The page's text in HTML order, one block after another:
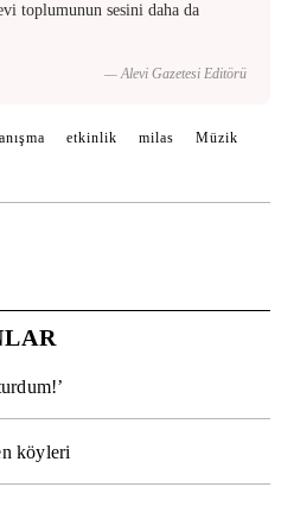
toplumunun sesini daha da
— Alevi Gazetesi Editörü
etkinlik milas Müzik
köyleri